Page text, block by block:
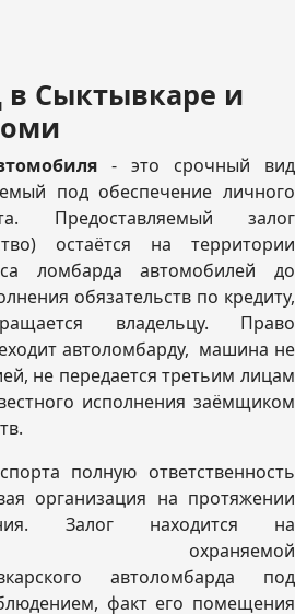
Сыктывкаре и
- это срочный вид
под обеспечение личного
Предоставляемый залог
остаётся на территории
ломбарда автомобилей до
обязательств по кредиту,
владельцу. Право
автоломбарду, машина не
не передается третьим лицам
исполнения заёмщиком
полную ответственность
организация на протяжении
Залог находится на
охраняемой
автоломбарда под
факт его помещения